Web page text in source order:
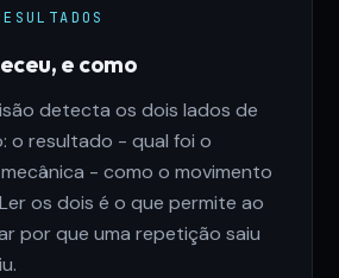
e como
detecta os dois lados de
o resultado - qual foi o
- como o movimento
os dois é o que permite ao
por que uma repetição saiu